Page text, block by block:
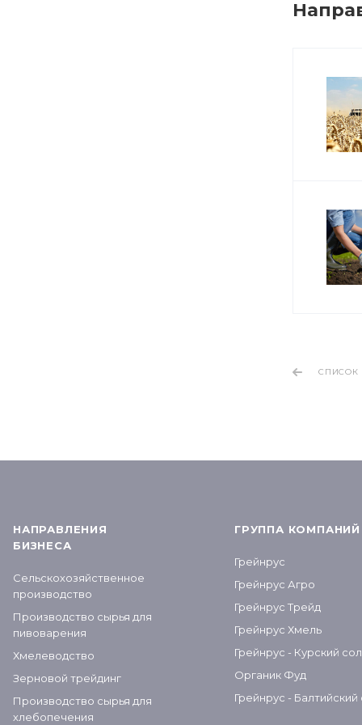
СПИСОК
НАПРАВЛЕНИЯ
БИЗНЕСА
Сельскохозяйственное
производство
Производство сырья для
пивоварения
Хмелеводство
Зерновой трейдинг
Производство сырья для
хлебопечения
ГРУППА КОМПАНИЙ
Грейнрус
Грейнрус Агро
Грейнрус Трейд
Грейнрус Хмель
Грейнрус - Курский
Органик Фуд
Грейнрус - Балтийский